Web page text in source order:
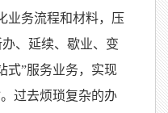
业务流程和材料，压
、延续、歇业、变
式”服务业务，实现
过去烦琐复杂的办